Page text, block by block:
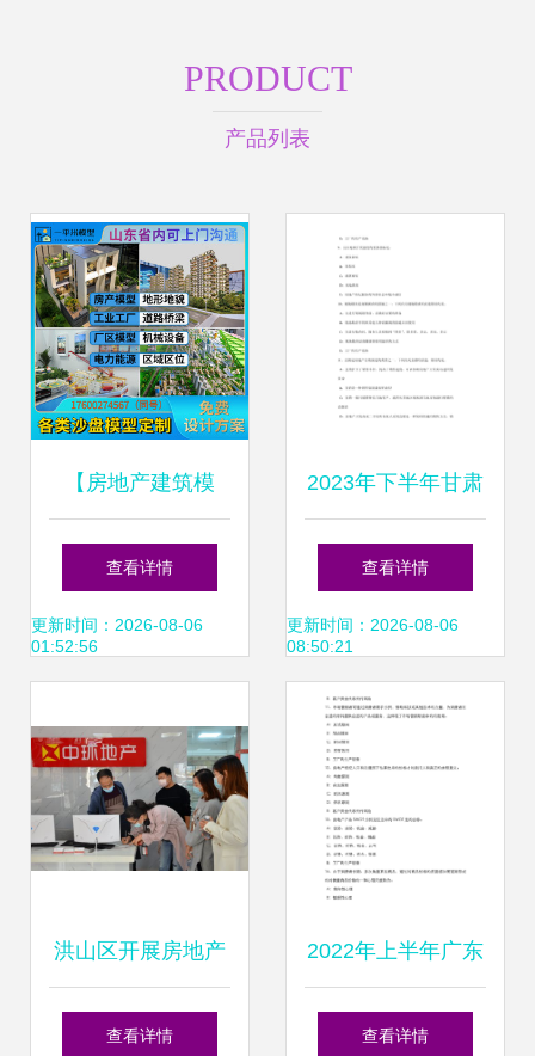
PRODUCT
产品列表
【房地产建筑模
型】最新房地产建
筑模型/批发报价
查看详情
更新时间：2026-08-06
01:52:56
2023年下半年甘肃
省房地产经纪行业
发展成绩与挑战 服
务视角的审视
查看详情
更新时间：2026-08-06
08:50:21
洪山区开展房地产
经纪机构专项检查
查看详情
2022年上半年广东
省房地产经纪人制
查看详情